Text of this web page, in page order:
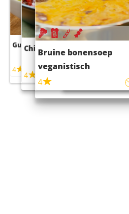
Guacamole
4
Chili con carne
4 45m
Bruine bonensoep
veganistisch
4
Sushi rijstsalade
maaltijdsalade
4